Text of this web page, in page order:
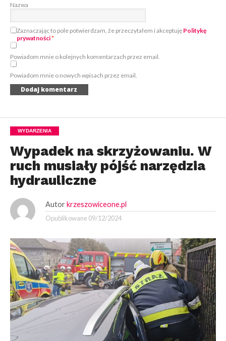
Nazwa
Zaznaczając to pole potwierdzam, że przeczytałem i akceptuję Politykę
prywatności*
Powiadom mnie o kolejnych komentarzach przez email.
Powiadom mnie o nowych wpisach przez email.
WYDARZENIA
Wypadek na skrzyżowaniu. W
ruch musiały pójść narzędzia
hydrauliczne
Autor krzeszowiceone.pl
Opublikowane 09/12/2024